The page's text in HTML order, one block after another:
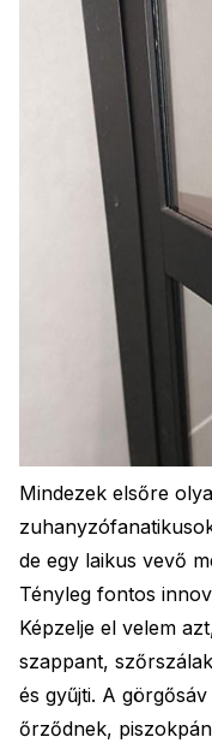
Mindezek elsőre
de egy laikus vevő
Tényleg fontos
Képzelje el velem
szappant,
és gyűjti. A
őrződnek,